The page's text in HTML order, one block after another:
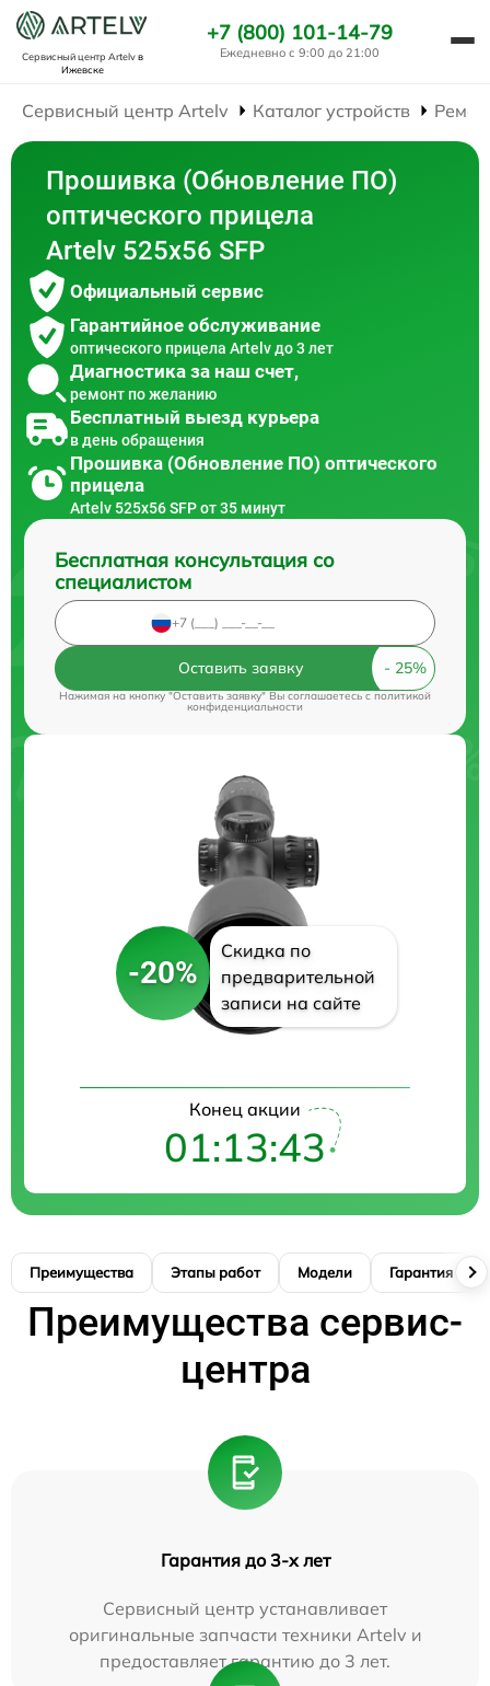
Сервисный центр Artelvв
Ижевске
+7 (800) 101-14-79
Ежедневно с 9:00 до 21:00
Сервисный центр Artelv Каталог устройств
Прошивка (Обновление ПО)
оптического прицела
Artelv 525x56 SFP
Официальный сервис
Гарантийное обслуживание
оптического прицела Artelv до 3 лет
Диагностика за наш счет,
ремонт по желанию
Бесплатный выезд курьера
в день обращения
Прошивка (Обновление ПО) оптического
прицела
Artelv 525x56 SFP от 35 минут
Бесплатная консультация со
специалистом
Оставить заявку
Нажимая на кнопку "Оставить заявку" Вы соглашаетесь cполитикой
конфиденциальности
-20%
Скидка по
предварительной
записи на сайте
Конец акции
01:13:42
Преимущества Этапы работ Модели Гарантия
Преимущества сервис-
центра
Гарантия до 3-х лет
Сервисный центр устанавливает
оригинальные запчасти техники Artelv и
предоставляет гарантию до 3 лет.